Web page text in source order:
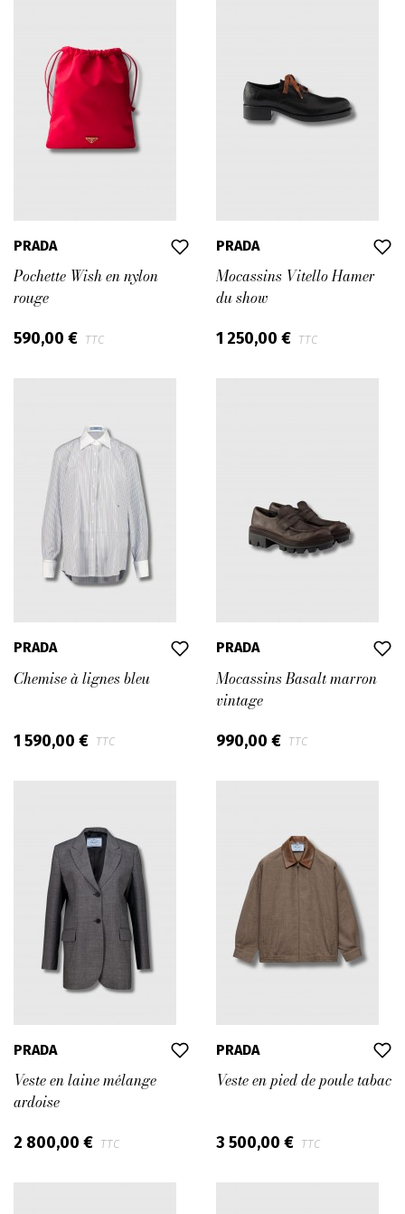
PRADA
Pochette Wish en nylon
rouge
590,00 € TTC
PRADA
Mocassins Vitello Hamer
du show
1 250,00 € TTC
PRADA
Chemise à lignes bleu
1 590,00 € TTC
PRADA
Mocassins Basalt marron
vintage
990,00 € TTC
PRADA
Veste en laine mélange
ardoise
2 800,00 € TTC
PRADA
Veste en pied de poule tabac
3 500,00 € TTC